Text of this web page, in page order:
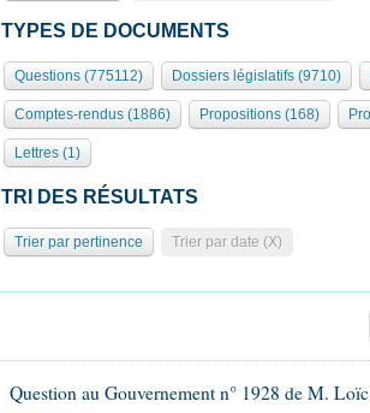
TYPES DE DOCUMENTS
Questions (775112) Dossiers législatifs (9710)
Comptes-rendus (1886) Propositions (168)
Lettres (1)
TRI DES RÉSULTATS
Trier par pertinence Trier par date (X)
Question au Gouvernement n° 1928 de M.